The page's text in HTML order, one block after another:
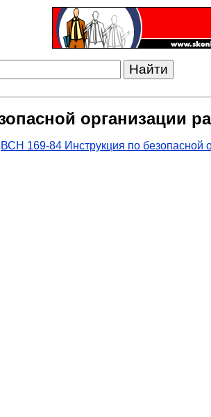
организации
ВСН 169-84 Инструкция по безопасной